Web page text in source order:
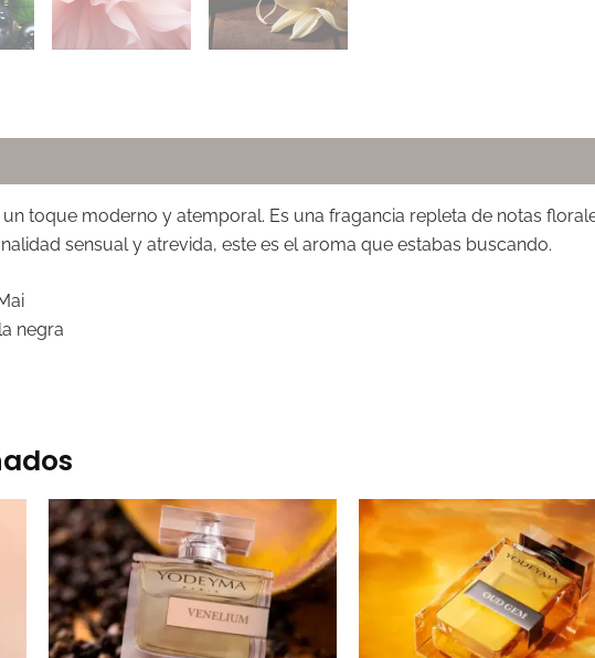
toque moderno y atemporal. Es una fragancia repleta de notas
sensual y atrevida, este es el aroma que estabas buscando.
negra